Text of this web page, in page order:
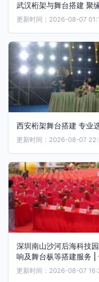
武汉桁架与舞台搭建 聚
更新时间：2026-08-07
西安桁架舞台搭建 专业
更新时间：2026-08-07
深圳南山沙河后海科技
响及舞台枞等搭建服务 |
更新时间：2026-08-07